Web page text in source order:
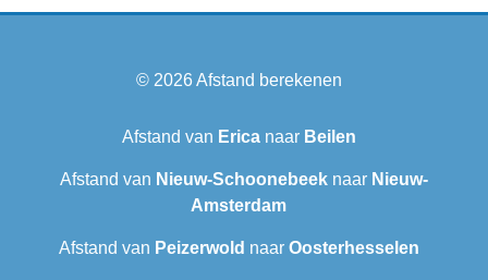
© 2026Afstand berekenen
Afstand van Ericanaar Beilen
Afstand van Nieuw-Schoonebeek naar Nieuw-
Amsterdam
Afstand van Peizerwold naar Oosterhesselen